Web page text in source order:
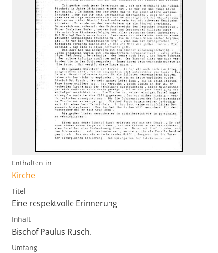
Enthalten in
Kirche
Titel
Eine respektvolle Erinnerung
Inhalt
Bischof Paulus Rusch.
Umfang